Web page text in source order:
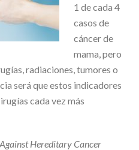
1 de cada 4
casos de
cáncer de
mama, pero
radiaciones, tumores o
será que estos indicadores
cada vez más
Hereditary Cancer